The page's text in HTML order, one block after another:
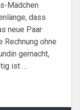
Mädchen
dass
neue Paar
Rechnung ohne
gemacht,
ist …